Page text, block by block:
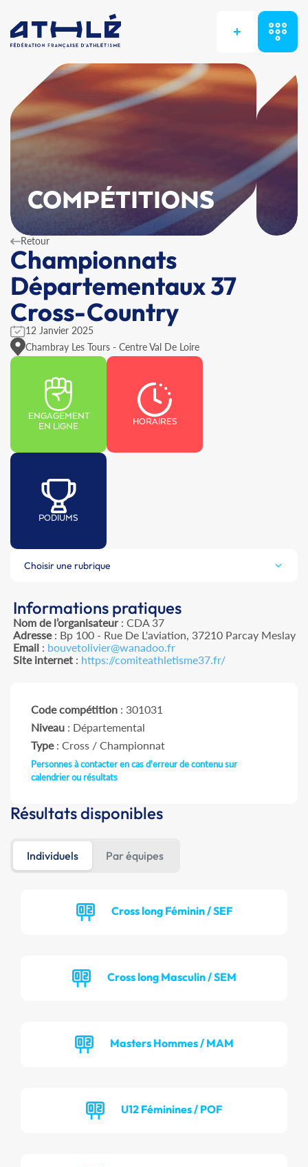
+
COMPÉTITIONS
Retour
Championnats
Départementaux 37
Cross-Country
12 Janvier 2025
Chambray Les Tours - Centre Val De Loire
ENGAGEMENT
EN LIGNE
HORAIRES
PODIUMS
Choisir une rubrique
Informations pratiques
Nom de l’organisateur: CDA 37
Adresse: Bp 100 - Rue De L'aviation, 37210 Parcay Meslay
Email: bouvetolivier@wanadoo.fr
Site internet: https://comiteathletisme37.fr/
Code compétition : 301031
Niveau : Départemental
Type: Cross / Championnat
Personnes à contacter en cas d'erreur de contenu sur
calendrier ou résultats
Résultats disponibles
Individuels Par équipes
Cross long Féminin / SEF
Cross long Masculin / SEM
Masters Hommes / MAM
U12 Féminines / POF